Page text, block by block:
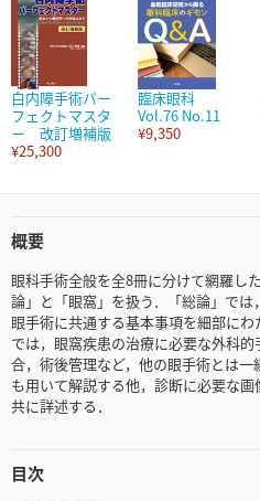
白内障手術パー
フェクトマスタ
ー 改訂増補版
¥25,300
臨床眼科
Vol.76 No.11
¥9,350
概要
眼科手術全般を全8冊に分けて網羅し
論」と「眼窩」を扱う．「総論」で
眼手術に共通する基本事項を細部にわ
では，眼窩疾患の治療に必要な外科
合，術後管理など，他の眼手術とは
も用いて解説する他，診断に必要な
共に詳述する．
目次